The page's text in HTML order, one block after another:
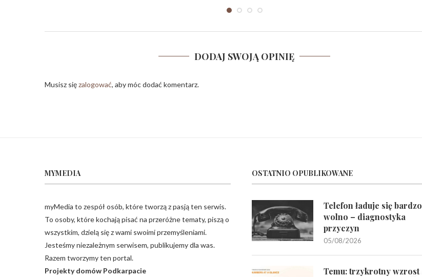
DODAJ SWOJĄ OPINIĘ
Musisz sięzalogować, aby móc dodać komentarz.
MYMEDIA
myMedia to zespół osób, które tworzą z pasją ten serwis.
To osoby, które kochają pisać na przeróżne tematy, piszą o
wszystkim, dzielą się z wami swoimi przemyśleniami.
Jesteśmy niezależnym serwisem, publikujemy dla was.
Razem tworzymy ten portal.
Projekty domów Podkarpacie
OSTATNIO OPUBLIKOWANE
Telefon ładuje się bardzo
wolno – diagnostyka
przyczyn
05/08/2026
Temu: trzykrotny wzrost